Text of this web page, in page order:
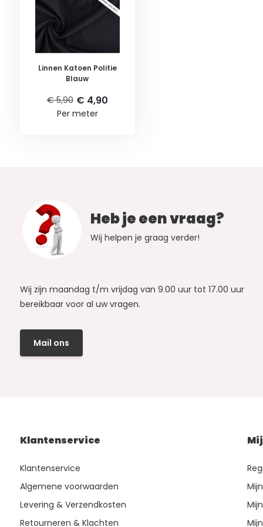
Linnen Katoen Politie
Blauw
€ 5,90 € 4,90
Per meter
Heb je een vraag?
Wij helpen je graag verder!
Wij zijn maandag t/m vrijdag van 9.00 uur tot 17.00 uur
bereikbaar voor al uw vragen.
Mail ons
Klantenservice
Klantenservice
Algemene voorwaarden
Levering & Verzendkosten
Retourneren & Klachten